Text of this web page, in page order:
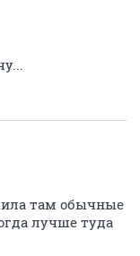
там обычные
лучше туда